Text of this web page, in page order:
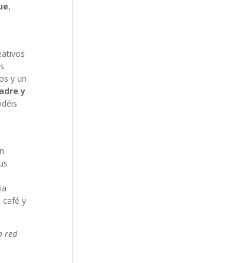
,
y un
y
café y
red